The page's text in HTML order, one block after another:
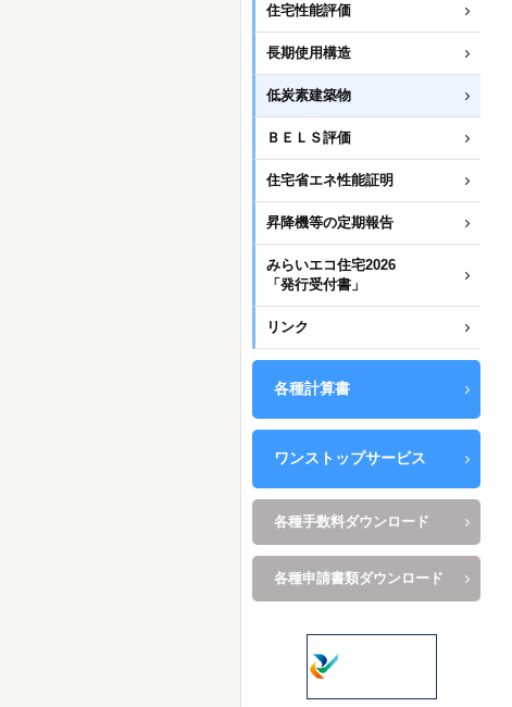
住宅性能評価
長期使用構造
低炭素建築物
ＢＥＬＳ評価
住宅省エネ性能証明
昇降機等の定期報告
みらいエコ住宅2026
「発行受付書」
リンク
各種計算書
ワンストップサービス
各種手数料ダウンロード
各種申請書類ダウンロード